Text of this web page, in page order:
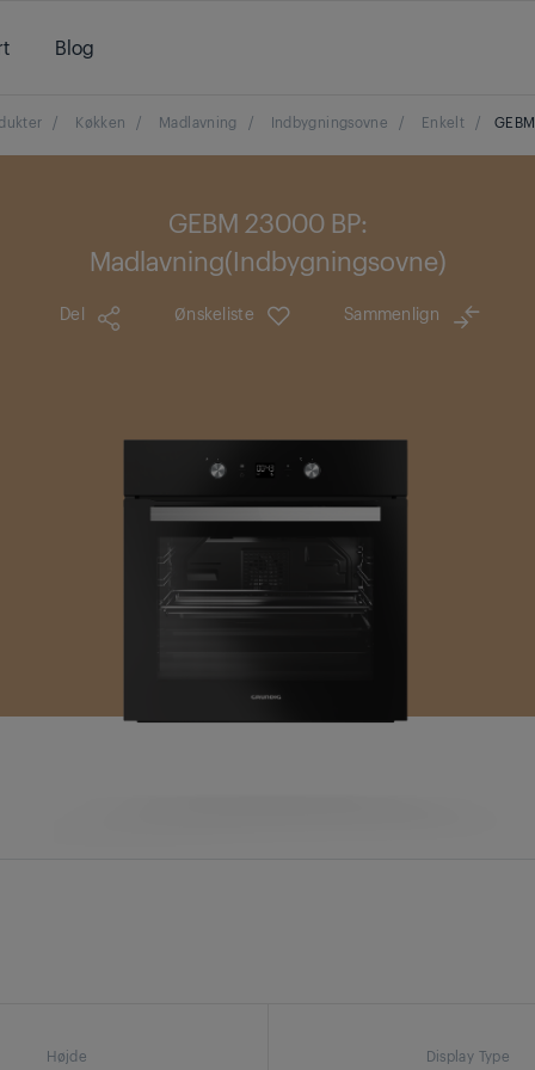
Blog
/ Køkken / Madlavning / Indbygningsovne / Enkelt /
GEBM 23000 BP:
Madlavning(Indbygningsovne)
Del Ønskeliste Sammenlign
Højde Display Type